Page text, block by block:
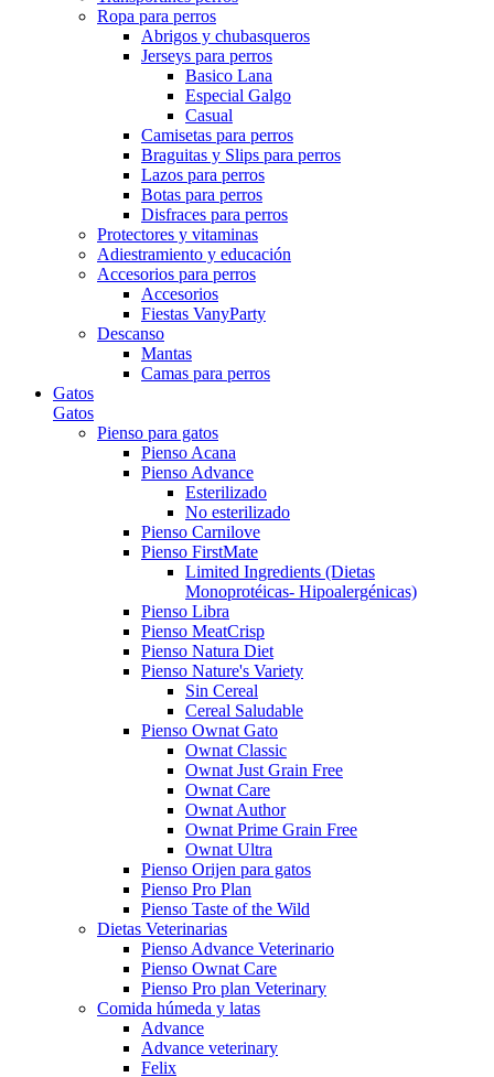
Ropa para perros
Abrigos y chubasqueros
Jerseys para perros
Basico Lana
Especial Galgo
Casual
Camisetas para perros
Braguitas y Slips para perros
Lazos para perros
Botas para perros
Disfraces para perros
Protectores y vitaminas
Adiestramiento y educación
Accesorios para perros
Accesorios
Fiestas VanyParty
Descanso
Mantas
Camas para perros
Gatos
Gatos
Pienso para gatos
Pienso Acana
Pienso Advance
Esterilizado
No esterilizado
Pienso Carnilove
Pienso FirstMate
Limited Ingredients (Dietas
Monoprotéicas- Hipoalergénicas)
Pienso Libra
Pienso MeatCrisp
Pienso Natura Diet
Pienso Nature's Variety
Sin Cereal
Cereal Saludable
Pienso Ownat Gato
Ownat Classic
Ownat Just Grain Free
Ownat Care
Ownat Author
Ownat Prime Grain Free
Ownat Ultra
Pienso Orijen para gatos
Pienso Pro Plan
Pienso Taste of the Wild
Dietas Veterinarias
Pienso Advance Veterinario
Pienso Ownat Care
Pienso Pro plan Veterinary
Comida húmeda y latas
Advance
Advance veterinary
Felix